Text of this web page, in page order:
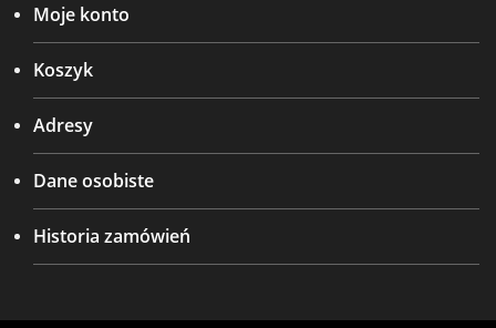
Moje konto
Koszyk
Adresy
Dane osobiste
Historia zamówień